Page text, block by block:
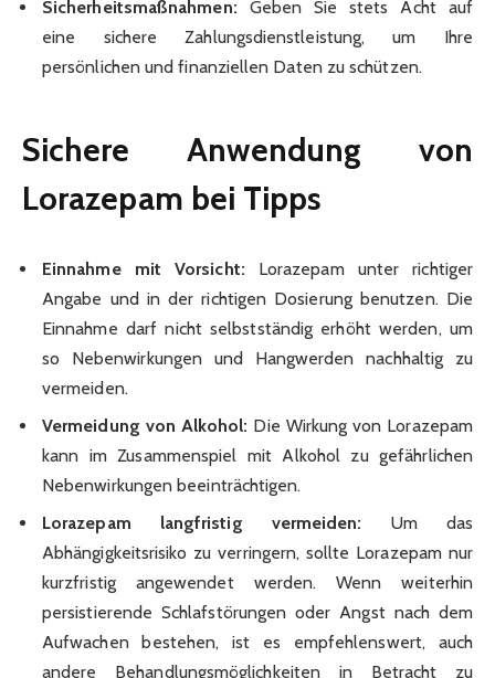
Sicherheitsmaßnahmen: Geben Sie stets Acht auf
eine sichere Zahlungsdienstleistung, um Ihre
persönlichen und finanziellen Daten zu schützen.
Sichere Anwendung von
Lorazepam bei Tipps
Einnahme mit Vorsicht: Lorazepam unter richtiger
Angabe und in der richtigen Dosierung benutzen. Die
Einnahme darf nicht selbstständig erhöht werden, um
so Nebenwirkungen und Hangwerden nachhaltig zu
vermeiden.
Vermeidung von Alkohol: Die Wirkung von Lorazepam
kann im Zusammenspiel mit Alkohol zu gefährlichen
Nebenwirkungen beeinträchtigen.
Lorazepam langfristig vermeiden: Um das
Abhängigkeitsrisiko zu verringern, sollte Lorazepam nur
kurzfristig angewendet werden. Wenn weiterhin
persistierende Schlafstörungen oder Angst nach dem
Aufwachen bestehen, ist es empfehlenswert, auch
andere Behandlungsmöglichkeiten in Betracht zu